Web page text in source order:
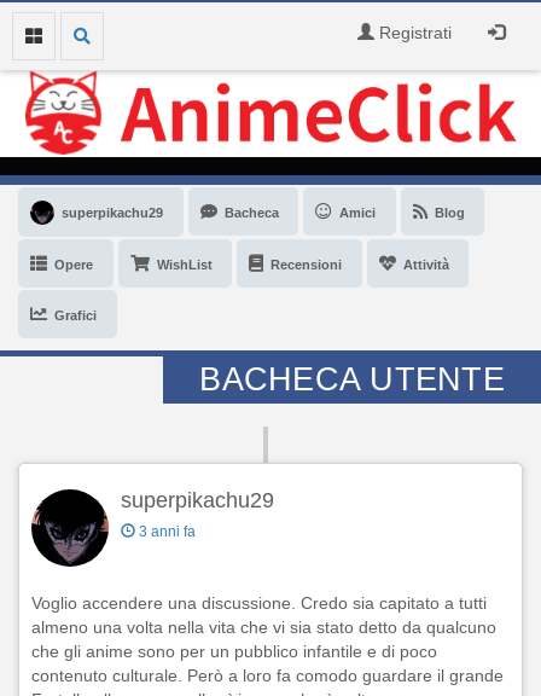
Registrati
superpikachu29 Bacheca Amici Blog
Opere WishList Recensioni Attività
Grafici
BACHECA UTENTE
superpikachu29
3 anni fa
Voglio accendere una discussione. Credo sia capitato a tutti
almeno una volta nella vita che vi sia stato detto da qualcuno
che gli anime sono per un pubblico infantile e di poco
contenuto culturale. Però a loro fa comodo guardare il grande